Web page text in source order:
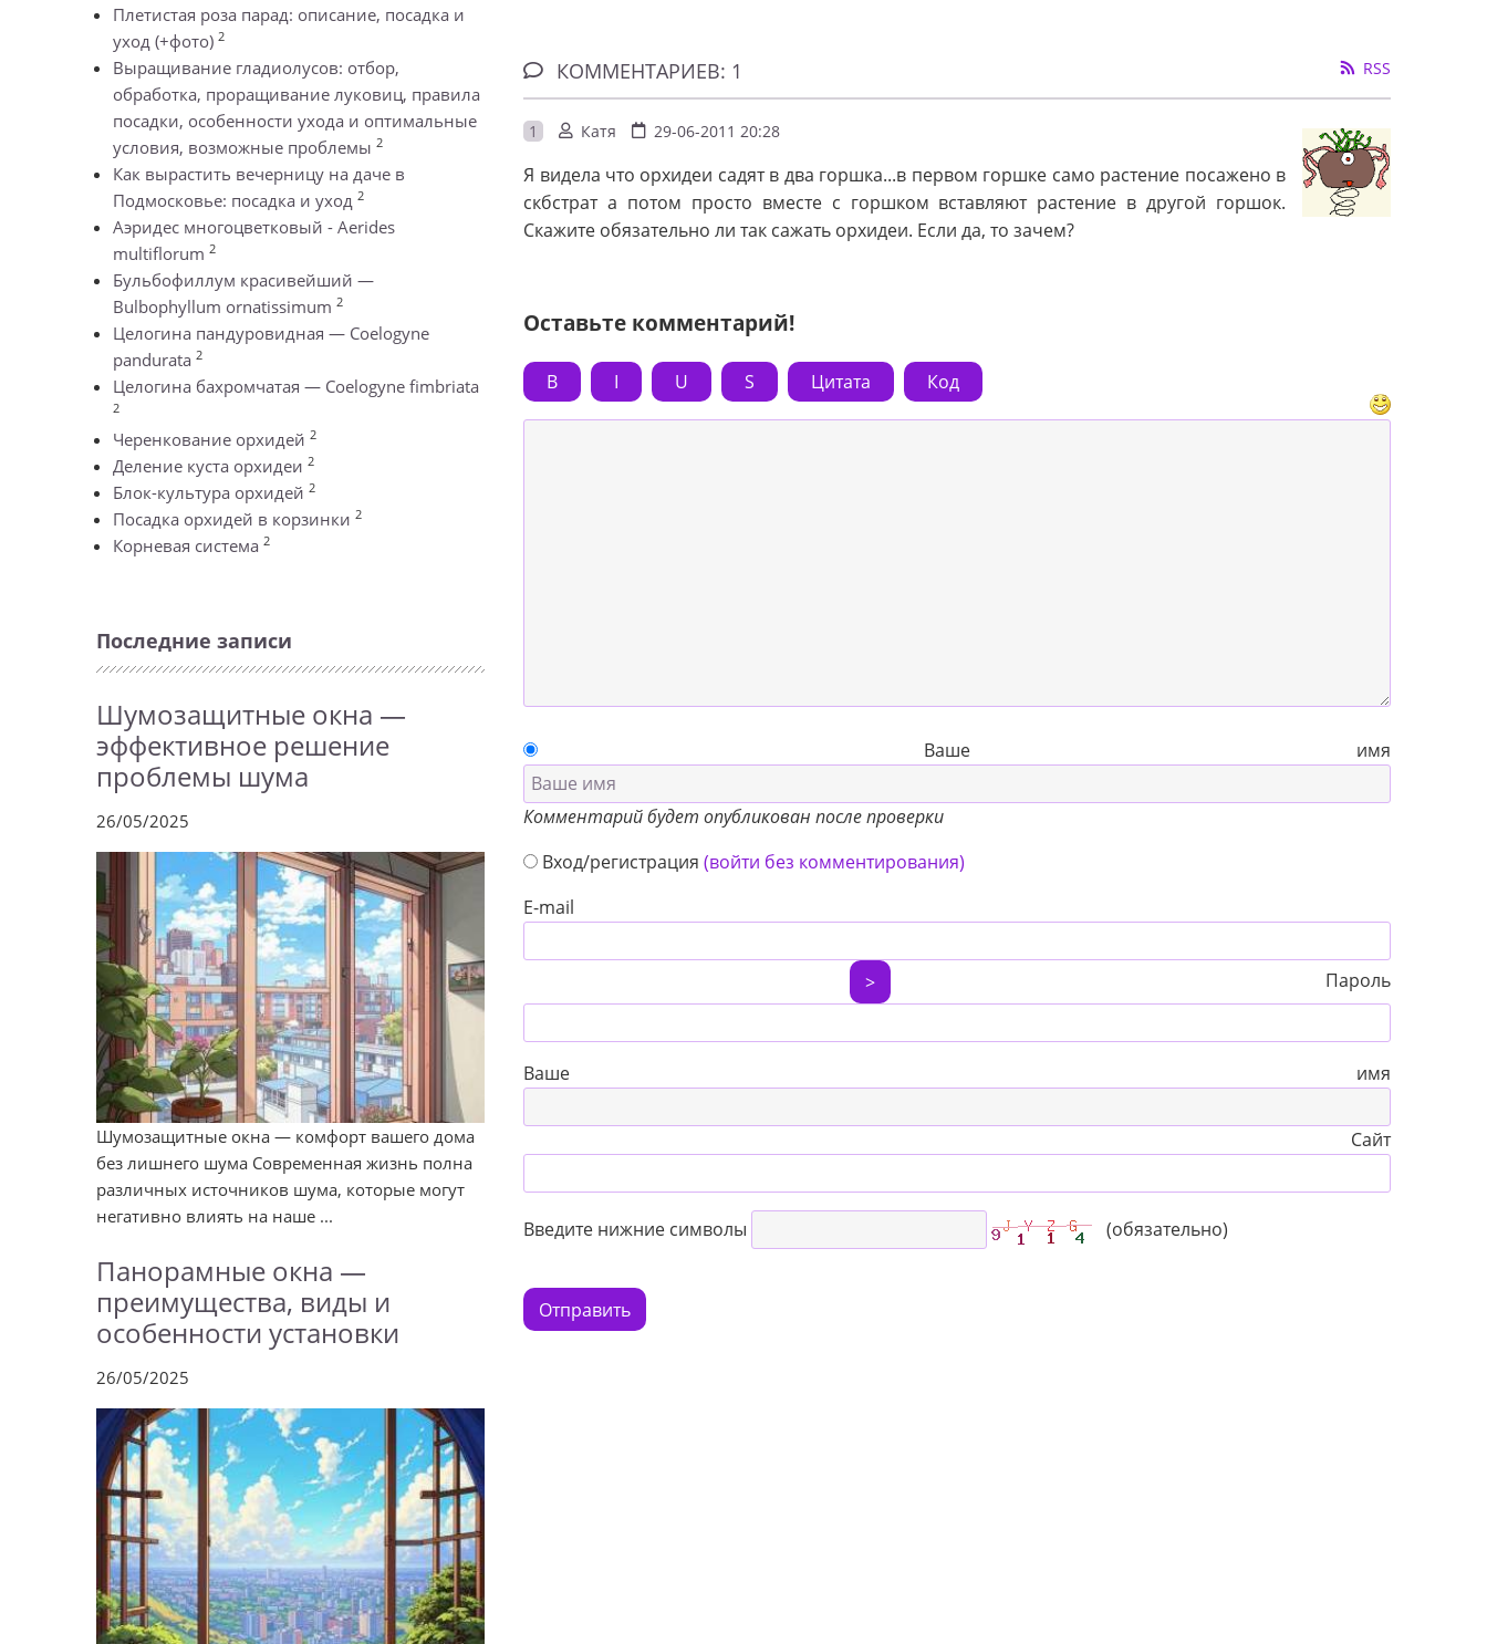
Плетистая роза парад: описание, посадка и
уход (+фото) 2
Выращивание гладиолусов: отбор,
обработка, проращивание луковиц, правила
посадки, особенности ухода и оптимальные
условия, возможные проблемы 2
Как вырастить вечерницу на даче в
Подмосковье: посадка и уход 2
Аэридес многоцветковый - Aerides
multiflorum 2
Бульбофиллум красивейший —
Bulbophyllum ornatissimum 2
Целогина пандуровидная — Coelogyne
pandurata 2
Целогина бахромчатая — Coelogyne fimbriata
2
Черенкование орхидей 2
Деление куста орхидеи 2
Блок-культура орхидей 2
Посадка орхидей в корзинки 2
Корневая система 2
Последние записи
Шумозащитные окна —
эффективное решение
проблемы шума
26/05/2025
Шумозащитные окна — комфорт вашего дома
без лишнего шума Современная жизнь полна
различных источников шума, которые могут
негативно влиять на наше ...
Панорамные окна —
преимущества, виды и
особенности установки
26/05/2025
КОММЕНТАРИЕВ: 1 RSS
1 Катя 29-06-2011 20:28
Я видела что орхидеи садят в два горшка...в первом горшке само растение посажено в
скбстрат а потом просто вместе с горшком вставляют растение в другой горшок.
Скажите обязательно ли так сажать орхидеи. Если да, то зачем?
Оставьте комментарий!
B I U S Цитата Код
Ваше имя
Комментарий будет опубликован после проверки
Вход/регистрация(войти без комментирования)
E-mail
> Пароль
Ваше имя
Сайт
Введите нижние символы (обязательно)
Отправить